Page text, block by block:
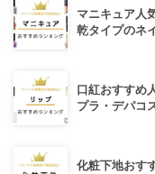
マニキュア人
乾タイプのネ
口紅おすすめ
プラ・デパコ
化粧下地おす